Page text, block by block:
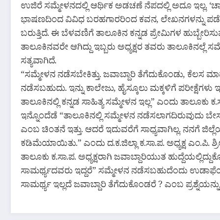
ಉಜಿರೆ ಸಮ್ಮೇಳನದಲ್ಲಿ ಆರ್ಥಿಕ ಅಡಚಣೆ ನೆಪದಲ್ಲಿ ಅದೂ ಇಲ್ಲ.
ಭಾಷಣದಿಂದ ವಿವಿಧ ಬರಹಗಾರರಿಂದ ಕವನ, ಲೇಖನಗಳನ್ನು
ಬರುತ್ತಿದೆ. ಈ ಬೆಳವಣಿಗೆ ತಾಲೂಕಿನ ಕನ್ನಡ ಪ್ರೇಮಿಗಳ
ತಾಲೂಕಿನವರೇ ಆಗಿದ್ದು ಇಬ್ಬರು ಅಧ್ಯಕ್ಷರ ತವರು
ಸತ್ಯವಾಗಿದೆ.
“ಸಮ್ಮೇಳನ ನಡೆಸಬೇಕಿತ್ತು. ಜವಾಬ್ದಾರಿ ತೆಗೆದುಕೊಂಡು, ಕೆಲಸ
ನಡೆಸಬಹುದು. ಇನ್ನು ಕಾಲೇಜು, ಹೈಸ್ಕೂಲು ಮಕ್ಕಳಿಗೆ
ತಾಲೂಕಿನಲ್ಲಿ ಕನ್ನಡ ಸಾಹಿತ್ಯ ಸಮ್ಮೇಳನ ಇಲ್ಲ” ಎಂದು ತಾಲೂಕು
ಇನ್ನೊಂದೆಡೆ “ತಾಲೂಕಿನಲ್ಲಿ ಸಮ್ಮೇಳನ ನಡೆಸಲಾಗದಿರುವುದು
ಎಂಬ ಚಿಂತನೆ ಇತ್ತು. ಆದರೆ ಇದುವರೆಗೆ ಸಾಧ್ಯವಾಗಿಲ್ಲ. ನನಗೆ
ಕಡಿಮೆಯಾಯಿತು.” ಎಂದು ದ.ಕ.ಜಿಲ್ಲಾ ಕ.ಸಾ.ಪ. ಅಧ್ಯಕ್ಷ
ತಾಲೂಕು ಕ.ಸಾ.ಪ. ಅಧ್ಯಕ್ಷರಾಗಿ ಜವಾಬ್ದಾರಿಯುತ
ಸಾಮರ್ಥ್ಯದವರು ಇದ್ದರೆ” ಸಮ್ಮೇಳನ ನಡೆಸಬಹುದೆಂದು
ಸಾಮರ್ಥ್ಯ ಇಲ್ಲದೆ ಜವಾಬ್ದಾರಿ ತೆಗೆದುಕೊಂಡರೆ ? ಎಂಬ